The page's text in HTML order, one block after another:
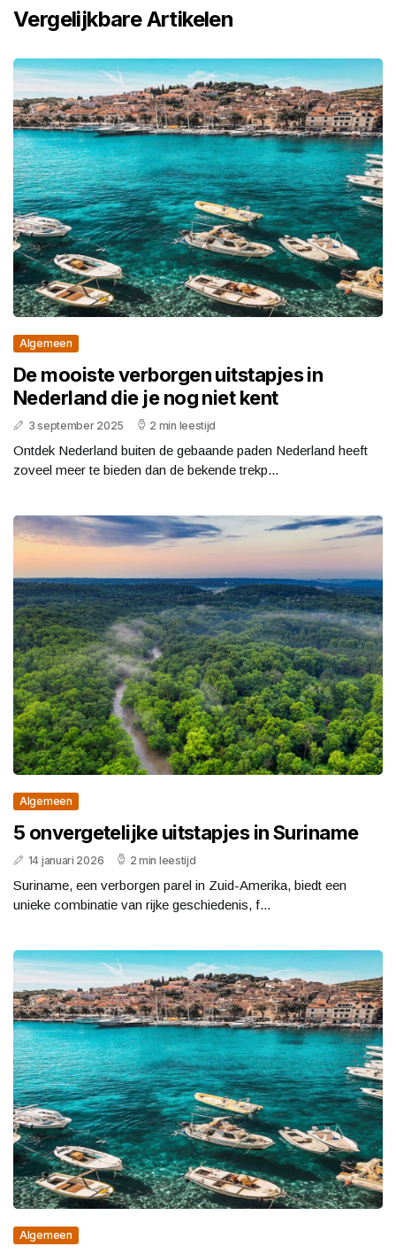
Vergelijkbare Artikelen
Algemeen
De mooiste verborgen uitstapjes in
Nederland die je nog niet kent
3 september 2025 2 min leestijd
Ontdek Nederland buiten de gebaande paden Nederland heeft
zoveel meer te bieden dan de bekende trekp...
Algemeen
5 onvergetelijke uitstapjes in Suriname
14 januari 2026 2 min leestijd
Suriname, een verborgen parel in Zuid-Amerika, biedt een
unieke combinatie van rijke geschiedenis, f...
Algemeen